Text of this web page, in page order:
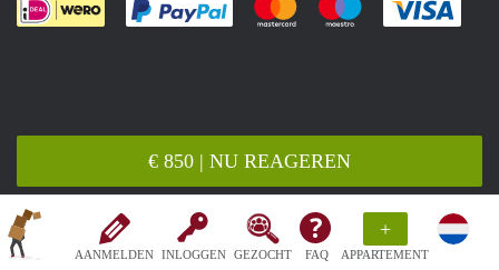
AANMELDEN INLOGGEN GEZOCHT FAQ
+
APPARTEMENT
€ 850 | NU REAGEREN
Je rekent gemakkelijk af met Paypal
Je rekent gemakkelijk af met
Je rekent